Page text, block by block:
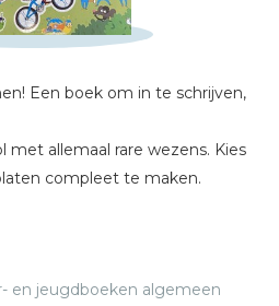
Een boek om in te schrijven,
met allemaal rare wezens. Kies
compleet te maken.
en jeugdboeken algemeen